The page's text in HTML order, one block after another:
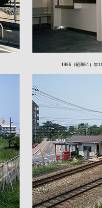
1986（昭和61）年